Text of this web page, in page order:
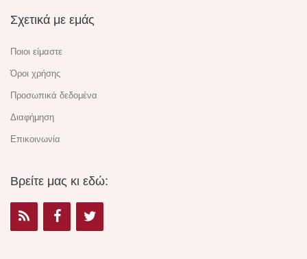
Σχετικά με εμάς
Ποιοι είμαστε
Όροι χρήσης
Προσωπικά δεδομένα
Διαφήμηση
Επικοινωνία
Βρείτε μας κι εδώ: